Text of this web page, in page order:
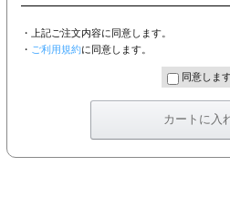
・上記ご注文内容に同意します。
・ ご利用規約に同意します。
同意します